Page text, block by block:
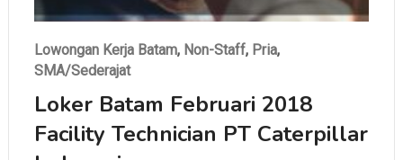
Lowongan Kerja Batam, Non-Staff, Pria,
SMA/Sederajat
Loker Batam Februari 2018
Facility Technician PT Caterpillar